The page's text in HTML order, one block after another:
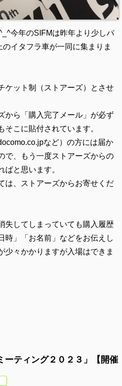
今年のSIFMは昨年より少しパ
イタフラ車が一同に集まりま
ケット制（ストアーズ）とさせ
から「購入完了メール」が必ず
そこに貼付されています。
など）の方には届か
で、もう一度ストアーズからの
ばと思います。
は、ストアーズからお寄せくだ
失してしまっていても購入履歴
時」「お名前」などをお伝えし
少々かかりますが入場はできま
ーティング２０２３」【開催